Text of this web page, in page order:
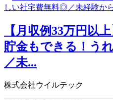
【月収例33万円以
貯金もできる！う
／未...
株式会社ウイルテック